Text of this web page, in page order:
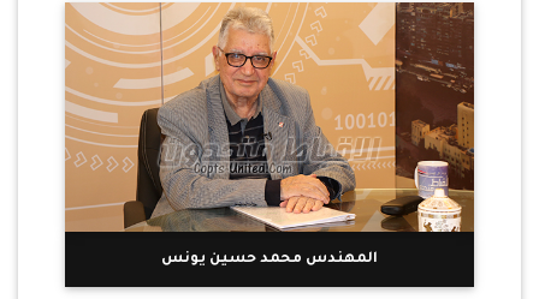
المهندس محمد حسين يونس